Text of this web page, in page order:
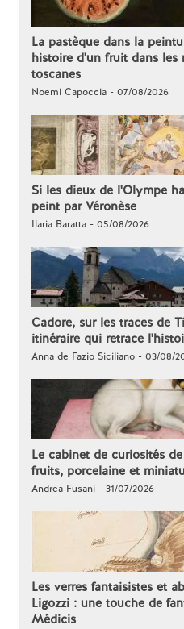
La pastèque dans la
histoire d'un fruit dans les
toscanes
Noemi Capoccia - 07/08/2026
Si les dieux de l'Olympe
peint par Véronèse
Ilaria Baratta - 05/08/2026
Cadore, sur les traces de
itinéraire qui retrace
Anna de Fazio Siciliano - 03/08/
Le cabinet de curiosités
fruits, porcelaine et
Andrea Fusani - 31/07/2026
Les verres fantaisistes et
Ligozzi : une touche de
Médicis